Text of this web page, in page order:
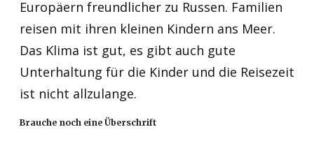
Europäern freundlicher zu Russen. Familien
reisen mit ihren kleinen Kindern ans Meer.
Das Klima ist gut, es gibt auch gute
Unterhaltung für die Kinder und die Reisezeit
ist nicht allzulange.
Brauche noch eine Überschrift